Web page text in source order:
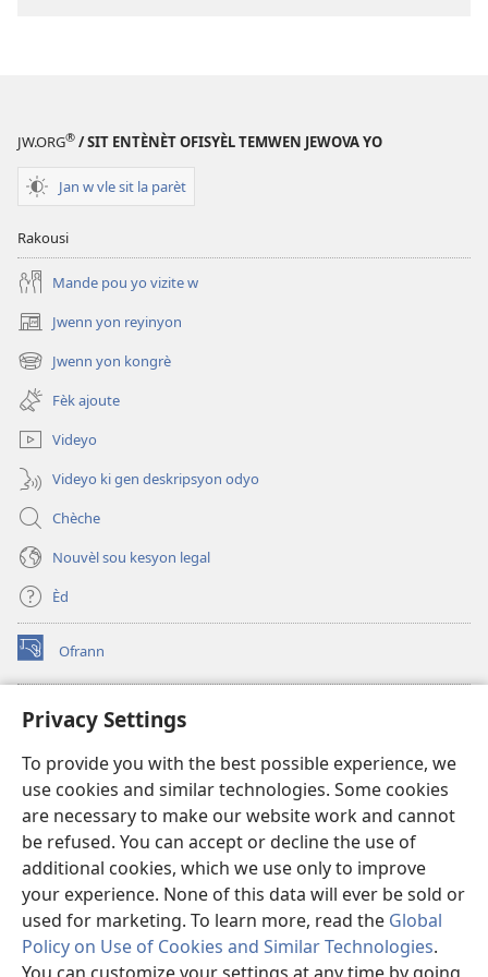
Privacy Settings
To provide you with the best possible experience, we
use cookies and similar technologies. Some cookies
are necessary to make our website work and cannot
be refused. You can accept or decline the use of
additional cookies, which we use only to improve
your experience. None of this data will ever be sold or
used for marketing. To learn more, read the Global
Policy on Use of Cookies and Similar Technologies.
JW.ORG® / SIT ENTÈNÈT OFISYÈL TEMWEN JEWOVA YO
Jan w vle sit la parèt
Rakousi
Mande pou yo vizite w
Jwenn yon reyinyon
(opens
new
window)
Jwenn yon kongrè
(opens
new
window)
Fèk ajoute
Videyo
Videyo ki gen deskripsyon odyo
Chèche
Nouvèl sou kesyon legal
Èd
Ofrann
(opens
new
Bibliyotèk sou Entènèt
(opens
window)JW Hub
(opens
new
window)JW Library
Watchtower Library
Copyright© 2026 Watch Tower Bible and Tract Society of Pennsylvania.